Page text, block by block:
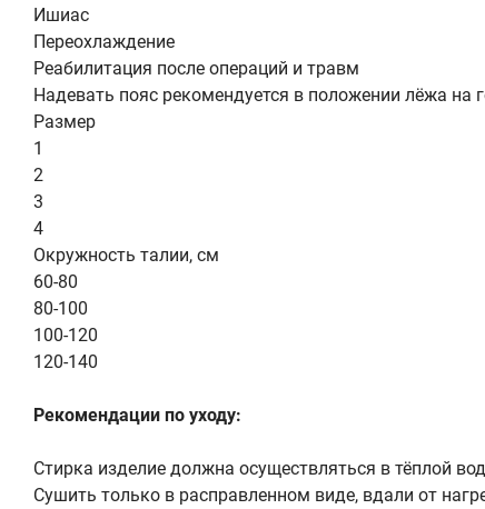
Ишиас
Переохлаждение
Реабилитация после операций и травм
Надевать пояс рекомендуется в положении лёжа на
Размер
1
2
3
4
Окружность талии, см
60-80
80-100
100-120
120-140
Рекомендации по уходу:
Стирка изделие должна осуществляться в тёплой
Сушить только в расправленном виде, вдали от